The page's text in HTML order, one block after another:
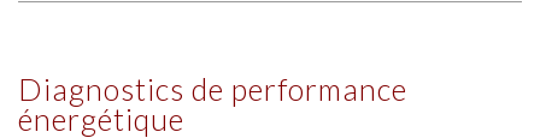
diagnostics de performance
énergétique